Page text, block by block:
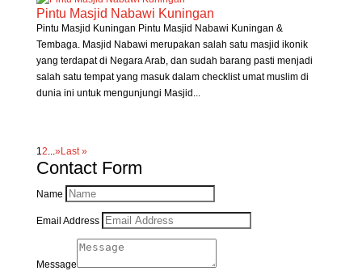
Pintu Masjid Nabawi Kuningan
Pintu Masjid Kuningan Pintu Masjid Nabawi Kuningan &
Tembaga. Masjid Nabawi merupakan salah satu masjid ikonik
yang terdapat di Negara Arab, dan sudah barang pasti menjadi
salah satu tempat yang masuk dalam checklist umat muslim di
dunia ini untuk mengunjungi Masjid...
12...»Last »
Contact Form
Name
Email Address
Message